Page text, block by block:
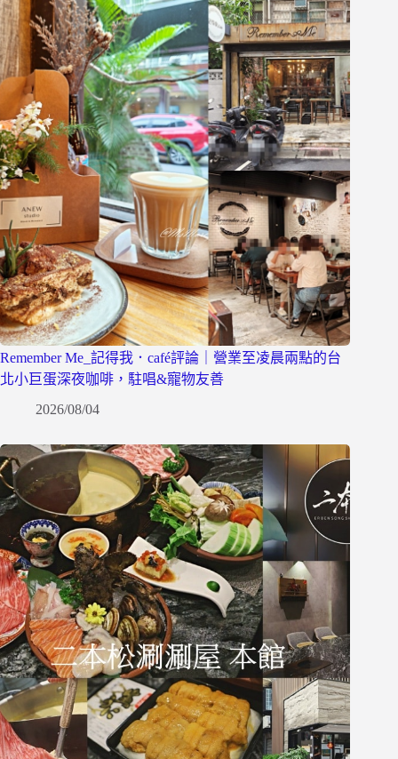
Remember Me_記得我．café評論｜營業至凌晨兩點的台
北小巨蛋深夜咖啡，駐唱&寵物友善
2026/08/04